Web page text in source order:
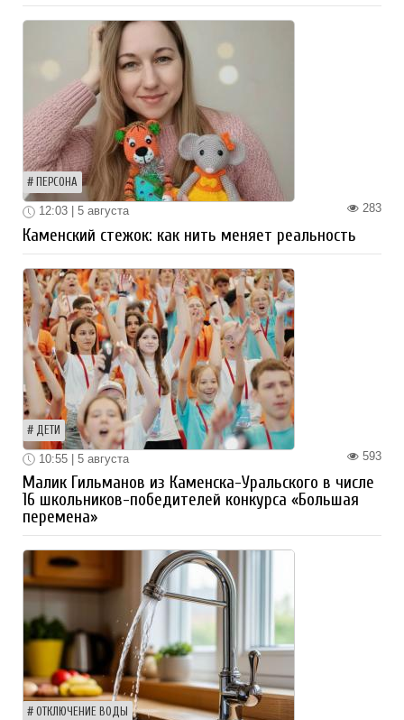
ПЕРСОНА
283
12:03 | 5 августа
Каменский стежок: как нить меняет реальность
ДЕТИ
593
10:55 | 5 августа
Малик Гильманов из Каменска-Уральского в числе
16 школьников-победителей конкурса «Большая
перемена»
ОТКЛЮЧЕНИЕ ВОДЫ